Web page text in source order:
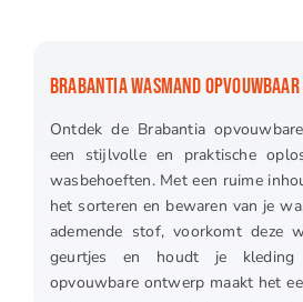
BRABANTIA WASMAND
Ontdek de Brabantia
een stijlvolle en praktische
wasbehoeften. Met een ruime
het sorteren en bewaren van je
ademende stof, voorkomt deze
geurtjes en houdt je
opvouwbare ontwerp maakt het